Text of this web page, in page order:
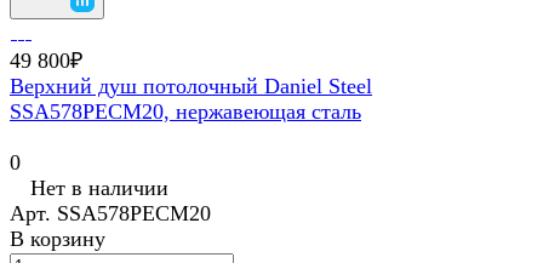
49 800₽
Верхний душ потолочный Daniel Steel
SSA578PECM20, нержавеющая сталь
0
Нет в наличии
Арт. SSA578PECM20
В корзину